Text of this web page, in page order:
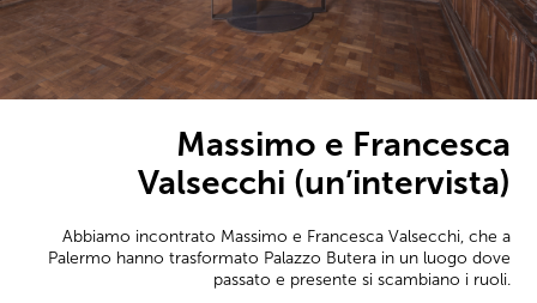
Massimo e Francesca
Valsecchi (un’intervista)
Abbiamo incontrato Massimo e Francesca Valsecchi, che a
Palermo hanno trasformato Palazzo Butera in un luogo dove
passato e presente si scambiano i ruoli.